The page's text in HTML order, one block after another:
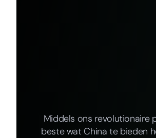
Middels ons revolutionaire
beste wat China te bieden